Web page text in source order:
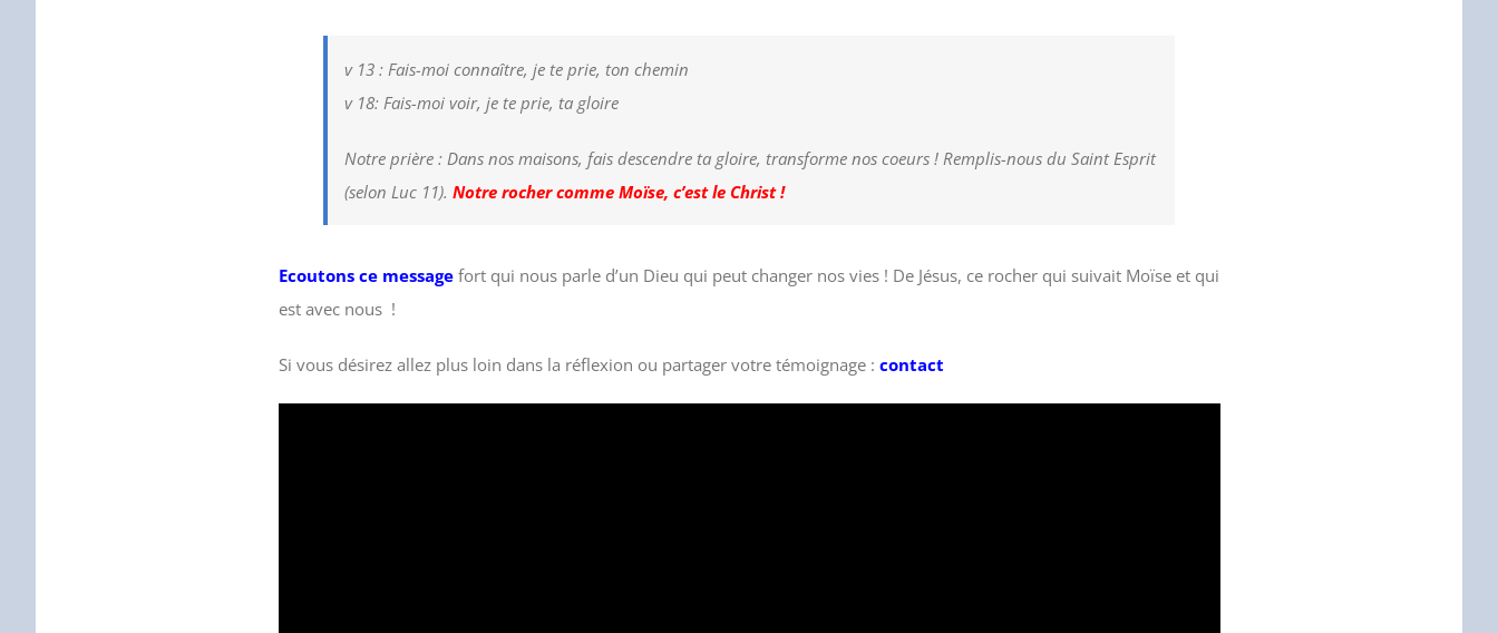
v 13 : Fais-moi connaître, je te prie, ton chemin
v 18: Fais-moi voir, je te prie, ta gloire
Notre prière : Dans nos maisons, fais descendre ta gloire, transforme nos coeurs ! Remplis-nous du Saint Esprit
(selon Luc 11). Notre rocher comme Moïse, c’est le Christ !
Ecoutons ce messagefort qui nous parle d’un Dieu qui peut changer nos vies ! De Jésus, ce rocher qui suivait Moïse et qui
est avec nous !
Si vous désirez allez plus loin dans la réflexion ou partager votre témoignage : contact